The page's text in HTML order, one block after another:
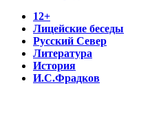
12+
Лицейские беседы
Русский Север
Литература
История
И.С.Фрадков